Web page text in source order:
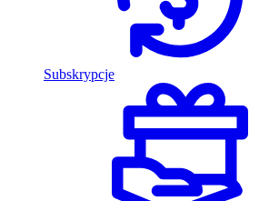
Subskrypcje